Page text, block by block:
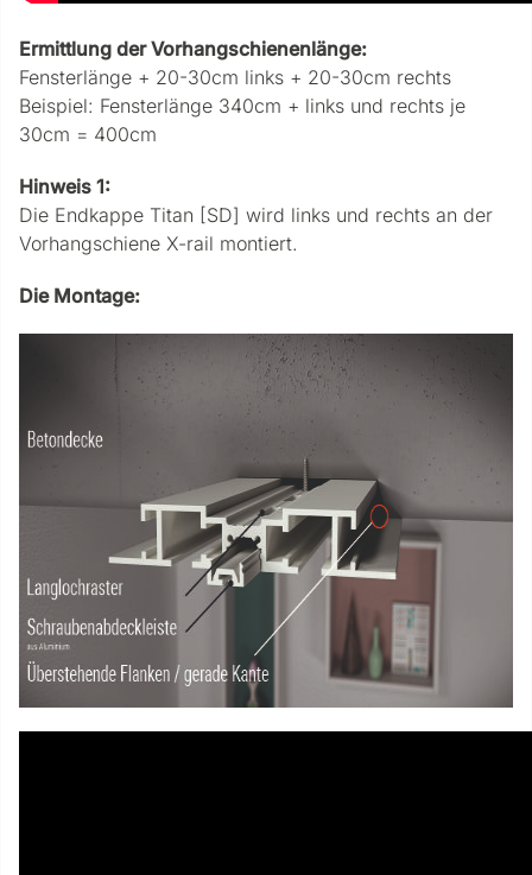
Ermittlung der Vorhangschienenlänge:
Fensterlänge + 20-30cm links + 20-30cm rechts
Beispiel: Fensterlänge 340cm + links und rechts je
30cm = 400cm
Hinweis 1:
Die Endkappe Titan [SD] wird links und rechts an der
Vorhangschiene X-rail montiert.
Die Montage: